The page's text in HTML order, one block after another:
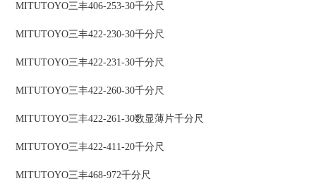
MITUTOYO三丰406-253-30千分尺
MITUTOYO三丰422-230-30千分尺
MITUTOYO三丰422-231-30千分尺
MITUTOYO三丰422-260-30千分尺
MITUTOYO三丰422-261-30数显薄片千分尺
MITUTOYO三丰422-411-20千分尺
MITUTOYO三丰468-972千分尺